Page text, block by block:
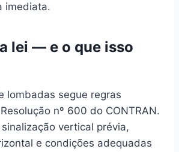
imediata.
lei — e o que isso
lombadas segue regras
nº 600 do CONTRAN.
vertical prévia,
e condições adequadas